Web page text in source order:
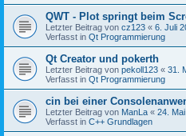
QWT - Plot springt beim
Letzter Beitrag von cz123 « 6. Juli
Verfasst in Qt Programmierung
Qt Creator und pokerth
Letzter Beitrag von pekoll123 « 31.
Verfasst in Qt Programmierung
cin bei einer
Letzter Beitrag von ManLa « 24.
Verfasst in C++ Grundlagen